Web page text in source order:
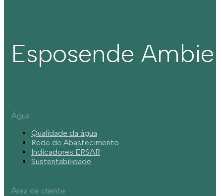
Esposende
Água
Qualidade da água
Rede de Abastecimento
Indicadores ERSAR
Sustentabilidade
Área de cliente